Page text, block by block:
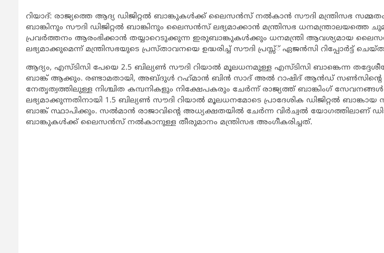
റിയാദ്: രാജ്യത്തെ ആദ്യ ഡിജിറ്റല്‍ ബാങ്കുകള്‍ക്ക് ലൈസന്‍സ് നല്‍കാന്‍ സൗദി മന്ത്രിസഭ
ബാങ്കിനും സൗദി ഡിജിറ്റല്‍ ബാങ്കിനും ലൈസന്‍സ് ലഭ്യമാക്കാന്‍ മന്ത്രിസഭ ധനമന്ത്രാലയത്തെ
പ്രവര്‍ത്തനം ആരംഭിക്കാന്‍ തയ്യാറെടുക്കുന്ന ഇരുബാങ്കുകള്‍ക്കും ധനമന്ത്രി ആവശ്യമായ
ലഭ്യമാക്കുമെന്ന് മന്ത്രിസഭയുടെ പ്രസ്താവനയെ ഉദ്ധരിച്ച് സൗദി പ്രസ്സ്് ഏജന്‍സി റിപ്പോര്‍ട്ട്
ആദ്യം, എസ്ടിസി പേയെ 2.5 ബില്യണ്‍ സൗദി റിയാല്‍ മൂലധനമുള്ള എസ്ടിസി ബാങ്കെന്ന
ബാങ്ക് ആക്കും. രണ്ടാമതായി, അബ്ദുള്‍ റഹ്‌മാന്‍ ബിന്‍ സാദ് അല്‍ റാഷിദ് ആന്‍ഡ് സണ്‍സിന്റെ
നേതൃത്വത്തിലുള്ള നിശ്ചിത കമ്പനികളും നിക്ഷേപകരും ചേര്‍ന്ന് രാജ്യത്ത് ബാങ്കിംഗ് സേവനങ്ങള്‍
ലഭ്യമാക്കുന്നതിനായി 1.5 ബില്യണ്‍ സൗദി റിയാല്‍ മൂലധനമോടെ പ്രാദേശിക ഡിജിറ്റല്‍ ബാങ്കായ
ബാങ്ക് സ്ഥാപിക്കും. സല്‍മാന്‍ രാജാവിന്റെ അധ്യക്ഷതയില്‍ ചേര്‍ന്ന വിര്‍ച്വല്‍ യോഗത്തിലാണ്
ബാങ്കുകള്‍ക്ക് ലൈസന്‍സ് നല്‍കാനുള്ള തീരുമാനം മന്ത്രിസഭ അംഗീകരിച്ചത്.